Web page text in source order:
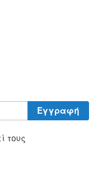
τους
Εγγραφή